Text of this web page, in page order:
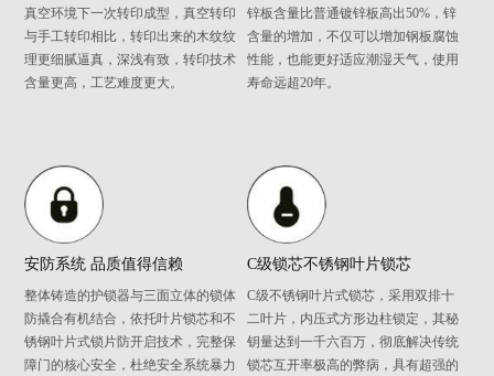
真空环境下一次转印成型，真空转印
与手工转印相比，转印出来的木纹纹
理更细腻逼真，深浅有致，转印技术
含量更高，工艺难度更大。
锌板含量比普通镀锌板高出50%，锌
含量的增加，不仅可以增加钢板腐蚀
性能，也能更好适应潮湿天气，使用
寿命远超20年。
安防系统 品质值得信赖
整体铸造的护锁器与三面立体的锁体
防撬合有机结合，依托叶片锁芯和不
锈钢叶片式锁片防开启技术，完整保
障门的核心安全，杜绝安全系统暴力
C级锁芯不锈钢叶片锁芯
C级不锈钢叶片式锁芯，采用双排十
二叶片，内压式方形边柱锁定，其秘
钥量达到一千六百万，彻底解决传统
锁芯互开率极高的弊病，具有超强的